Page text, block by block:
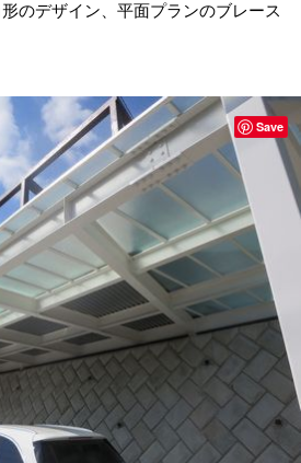
のデザイン、平面プランのブレース
Save